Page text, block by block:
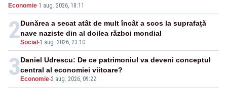
energetică
Economie·1 aug. 2026, 18:11
2Social -1 aug. 2026, 23:10
Dunărea a secat atât de mult încât a scos la suprafață
nave naziste din al doilea război mondial
3 Economie-2 aug. 2026, 09:22
Daniel Udrescu: De ce patrimoniul va deveni conceptul
central al economiei viitoare?